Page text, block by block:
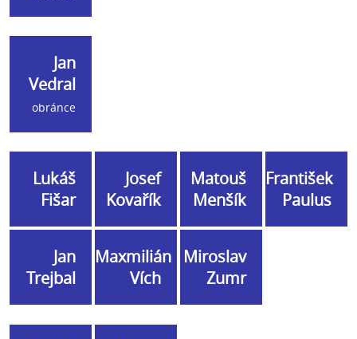
Jan
Vedral
obránce
Lukáš
Fišar
Josef
Kovařík
Matouš
Menšík
František
Paulus
Jan
Trejbal
Maxmilián
Vích
Miroslav
Zumr